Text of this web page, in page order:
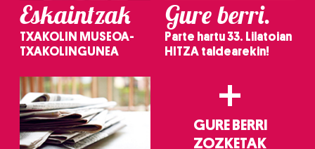
Eskaintzak
TXAKOLIN MUSEOA-
TXAKOLINGUNEA
Gure berri.
Parte hartu 33. Lilatoian
HITZA taldearekin!
+
GURE BERRI
ZOZKETAK